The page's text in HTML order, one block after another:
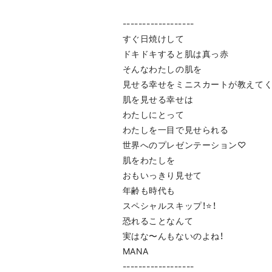
------------------
すぐ日焼けして
ドキドキすると肌は真っ赤
そんなわたしの肌を
見せる幸せをミニスカートが教えて
肌を見せる幸せは
わたしにとって
わたしを一目で見せられる
世界へのプレゼンテーション♡
肌をわたしを
おもいっきり見せて
年齢も時代も
スペシャルスキップ！⭐️！
恐れることなんて
実はな〜んもないのよね！
MANA
------------------